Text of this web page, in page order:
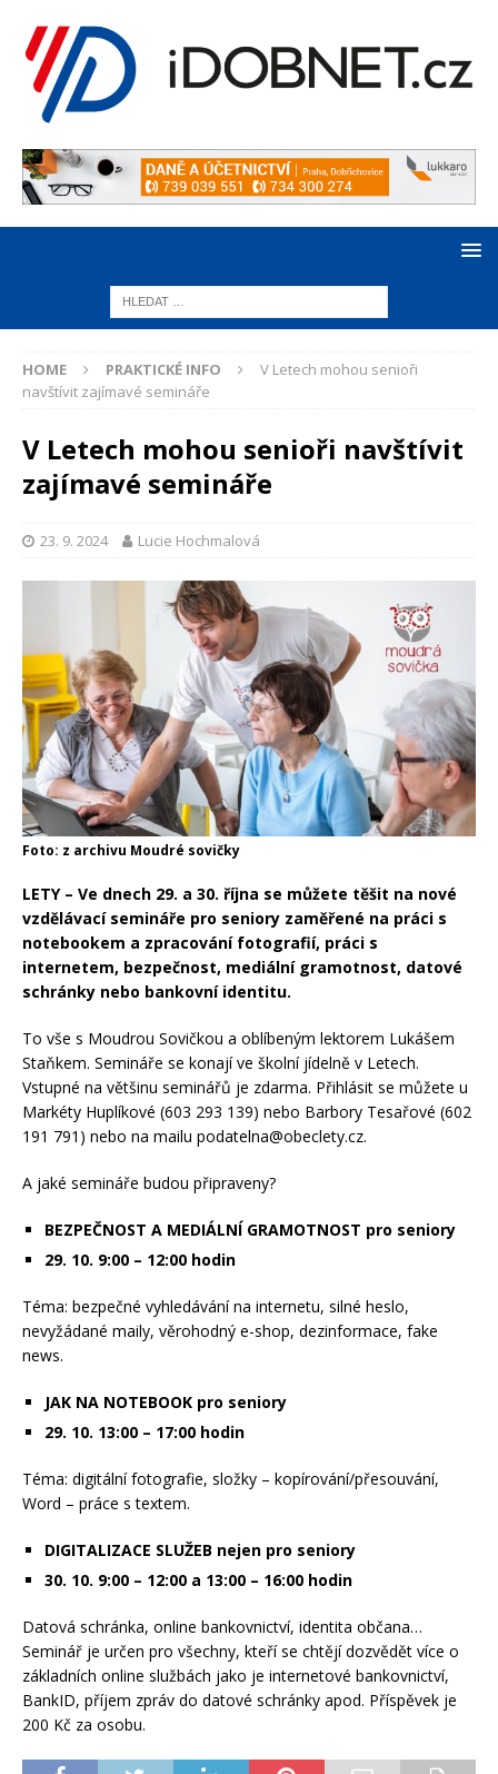
HOME PRAKTICKÉ INFO
V Letech mohou senioři
navštívit zajímavé semináře
V Letech mohou senioři navštívit
zajímavé semináře
23. 9. 2024 Lucie Hochmalová
Foto: z archivu Moudré sovičky
LETY – Ve dnech 29. a 30. října se můžete těšit na nové
vzdělávací semináře pro seniory zaměřené na práci s
notebookem a zpracování fotografií, práci s
internetem, bezpečnost, mediální gramotnost, datové
schránky nebo bankovní identitu.
To vše s Moudrou Sovičkou a oblíbeným lektorem Lukášem
Staňkem. Semináře se konají ve školní jídelně v Letech.
Vstupné na většinu seminářů je zdarma. Přihlásit se můžete u
Markéty Huplíkové (603 293 139) nebo Barbory Tesařové (602
191 791) nebo na mailu podatelna@obeclety.cz.
A jaké semináře budou připraveny?
BEZPEČNOST A MEDIÁLNÍ GRAMOTNOST pro seniory
29. 10. 9:00 – 12:00 hodin
Téma: bezpečné vyhledávání na internetu, silné heslo,
nevyžádané maily, věrohodný e-shop, dezinformace, fake
news.
JAK NA NOTEBOOK pro seniory
29. 10. 13:00 – 17:00 hodin
Téma: digitální fotografie, složky – kopírování/přesouvání,
Word – práce s textem.
DIGITALIZACE SLUŽEB nejen pro seniory
30. 10. 9:00 – 12:00 a 13:00 – 16:00 hodin
Datová schránka, online bankovnictví, identita občana…
Seminář je určen pro všechny, kteří se chtějí dozvědět více o
základních online službách jako je internetové bankovnictví,
BankID, příjem zpráv do datové schránky apod. Příspěvek je
200 Kč za osobu.